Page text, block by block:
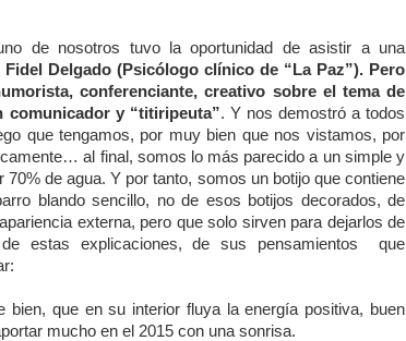
de nosotros tuvo la oportunidad de asistir a una
Fidel Delgado (Psicólogo clínico de “La Paz”). Pero
conferenciante, creativo sobre el tema de
y “titiripeuta”. Y nos demostró a todos
que tengamos, por muy bien que nos vistamos, por
al final, somos lo más parecido a un simple y
de agua. Y por tanto, somos un botijo que contiene
blando sencillo, no de esos botijos decorados, de
externa, pero que solo sirven para dejarlos de
estas explicaciones, de sus pensamientos que
bien, que en su interior fluya la energía positiva, buen
mucho en el 2015 con una sonrisa.